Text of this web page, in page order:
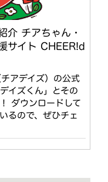
介 チアちゃん・
サイト CHEER!d
アデイズ）の公式
イズくん」とその
ダウンロードして
るので、ぜひチェ